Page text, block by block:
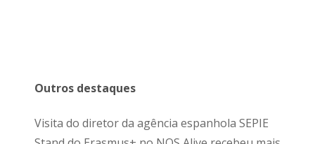
Outros destaques
Visita do diretor da agência espanhola SEPIE